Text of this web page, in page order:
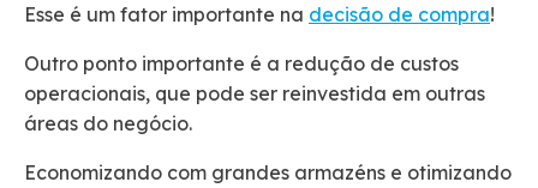
Esse é um fator importante na decisão de compra!
Outro ponto importante é a redução de custos
operacionais, que pode ser reinvestida em outras
áreas do negócio.
Economizando com grandes armazéns e otimizando